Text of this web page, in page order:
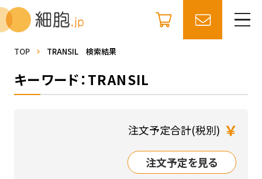
TOP TRANSIL 検索結果
キーワード：TRANSIL
注文予定合計(税別) ￥
注文予定を見る